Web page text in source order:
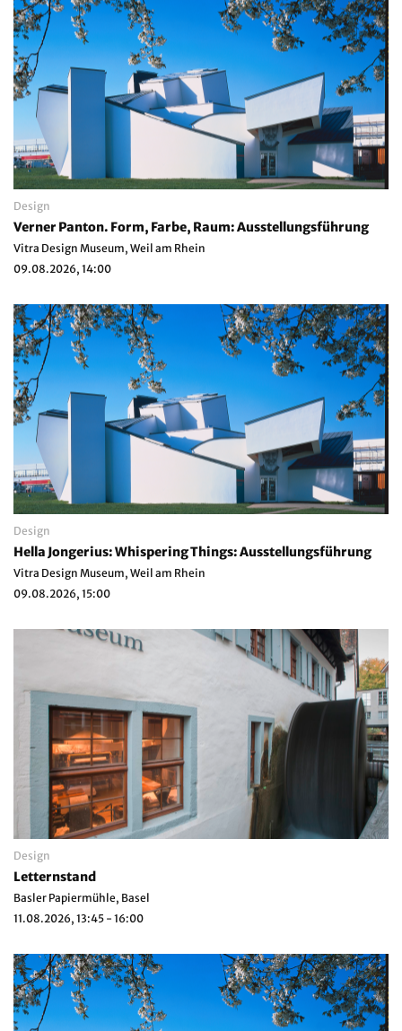
Design
Verner Panton. Form, Farbe, Raum: Ausstellungsführung
Vitra Design Museum, Weil am Rhein
09.08.2026, 14:00
Design
Hella Jongerius: Whispering Things: Ausstellungsführung
Vitra Design Museum, Weil am Rhein
09.08.2026, 15:00
Design
Letternstand
Basler Papiermühle, Basel
11.08.2026, 13:45 - 16:00